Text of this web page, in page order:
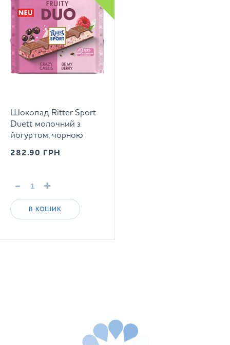
Шоколад Ritter Sport
Duett молочний з
йогуртом, чорною
та рисовими
282.90 ГРН
- +
В КОШИК